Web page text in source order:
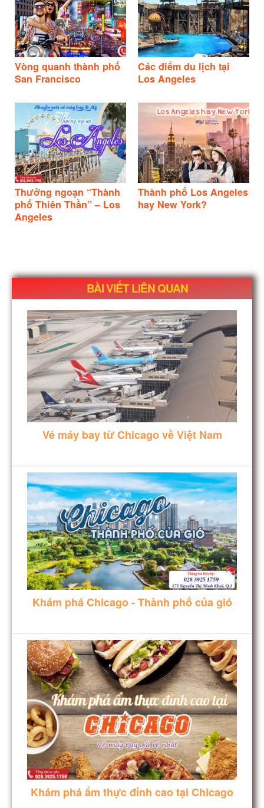
Vòng quanh thành phố
San Francisco
Các điểm du lịch tại
Los Angeles
Thưởng ngoạn “Thành
phố Thiên Thần” – Los
Angeles
Thành phố Los Angeles
hay New York?
BÀI VIẾT LIÊN QUAN
Vé máy bay từ Chicago về Việt Nam
Khám phá Chicago - Thành phố của gió
Khám phá ẩm thực đỉnh cao tại Chicago